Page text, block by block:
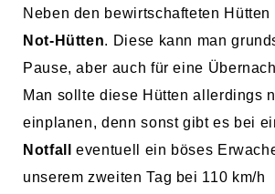
Neben den bewirtschafteten Hütten
Not-Hütten. Diese kann man
Pause, aber auch für eine
Man sollte diese Hütten allerdings
einplanen, denn sonst gibt es bei
Notfall
eventuell ein böses
unserem zweiten Tag bei 110 km/h